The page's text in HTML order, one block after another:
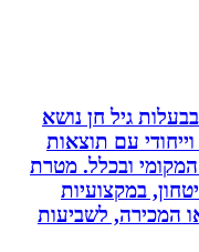
גיל חן נושא
עם תוצאות
ובכלל. מטרת
במקצועיות
לשביעות